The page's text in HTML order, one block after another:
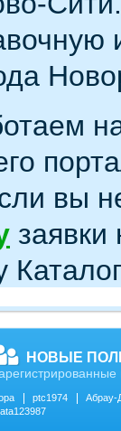
вы
НОВЫЕ
ptc1974
Абрау-